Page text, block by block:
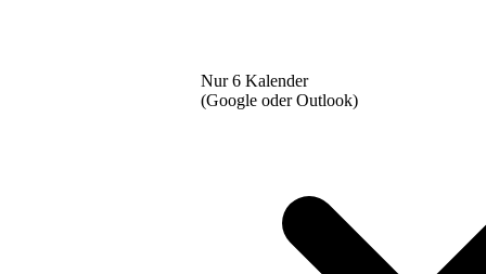
Nur 6 Kalender
(Google oder Outlook)